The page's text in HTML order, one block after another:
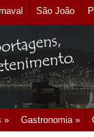
São João
» Gastronomia »